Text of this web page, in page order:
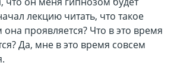
лекцию читать, что такое
проявляется? Что в это время
Да, мне в это время совсем